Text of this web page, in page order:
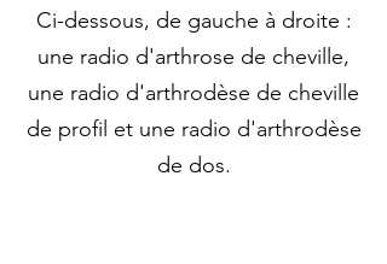
Ci-dessous, de gauche à droite :
une radio d'arthrose de cheville,
une radio d'arthrodèse de cheville
de profil et une radio d'arthrodèse
de dos.